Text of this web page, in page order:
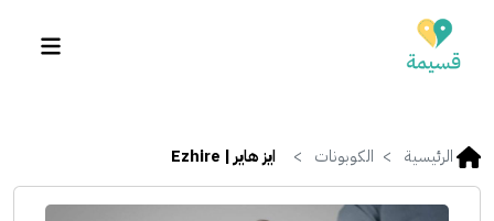
الرئيسية الكوبونات ايز هاير | Ezhire